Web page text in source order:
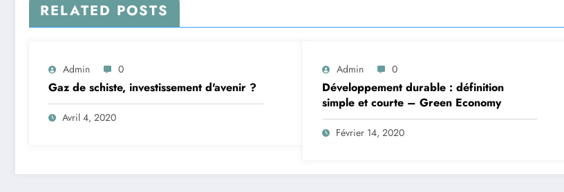
RELATED POSTS
Admin 0
Gaz de schiste, investissement d'avenir ?
Avril 4, 2020
Admin 0
Développement durable : définition
simple et courte – Green Economy
Février 14, 2020